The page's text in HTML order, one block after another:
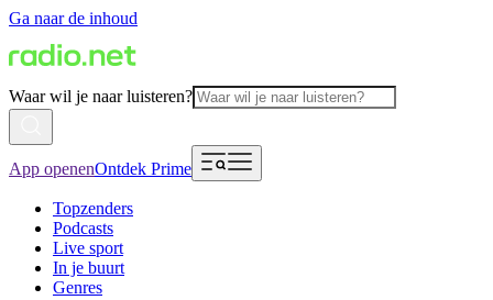
Ga naar de inhoud
Waar wil je naar luisteren?
App openenOntdek Prime
Topzenders
Podcasts
Live sport
In je buurt
Genres